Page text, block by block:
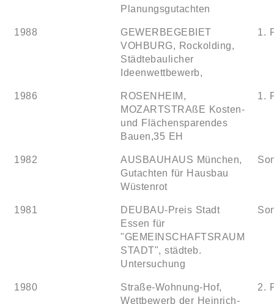
Planungsgutachten
1988
GEWERBEGEBIET
VOHBURG, Rockolding,
Städtebaulicher
Ideenwettbewerb,
1.
1986
ROSENHEIM,
MOZARTSTRAßE Kosten-
und Flächensparendes
Bauen,35 EH
1.
1982
AUSBAUHAUS München,
Gutachten für Hausbau
Wüstenrot
1981
DEUBAU-Preis Stadt
Essen für
"GEMEINSCHAFTSRAUM
STADT", städteb.
Untersuchung
1980
Straße-Wohnung-Hof,
Wettbewerb der Heinrich-